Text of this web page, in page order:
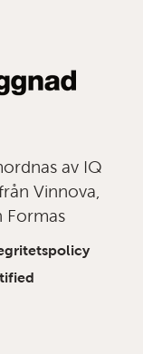
av IQ
Vinnova,
Formas